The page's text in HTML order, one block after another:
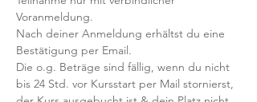
Voranmeldung.
Nach deiner Anmeldung erhältst du eine
Bestätigung per Email.
Die o.g. Beträge sind fällig, wenn du nicht
bis 24 Std. vor Kursstart per Mail stornierst,